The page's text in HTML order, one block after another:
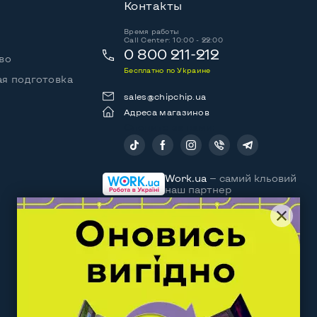
подготовка
Контакты
Время работы
Call Center: 10:00 - 22:00
0 800 211-212
Бесплатно по Украине
sales@chipchip.ua
Адреса магазинов
Work.ua — самий кльовий
наш партнер